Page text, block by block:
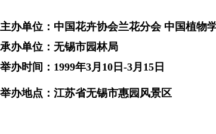
主办单位：中国花卉协会兰花分会 中国植物
承办单位：无锡市园林局
举办时间：1999年3月10日-3月15日
举办地点：江苏省无锡市惠园风景区